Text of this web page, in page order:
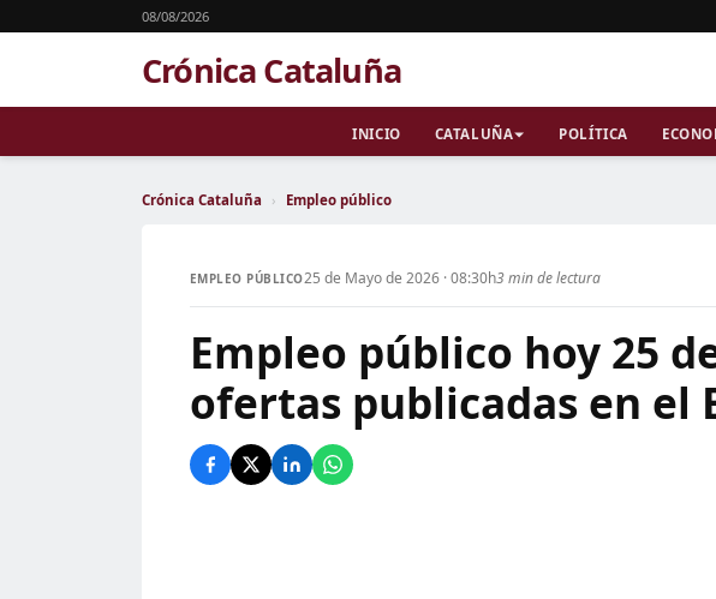
08/08/2026
Crónica Cataluña
INICIO CATALUÑA POLÍTICA
Crónica Cataluña › Empleo público
EMPLEO PÚBLICO25 de Mayo de 2026 · 08:30h3 min de lectura
Empleo público hoy 25
ofertas publicadas en el